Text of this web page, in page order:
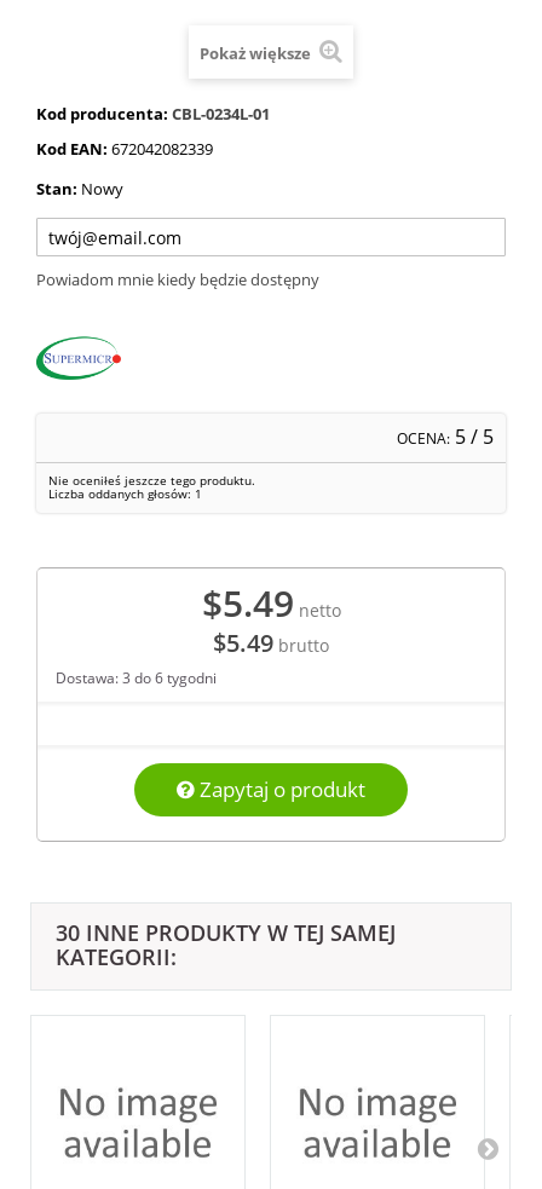
Pokaż większe
Kod producenta: CBL-0234L-01
Kod EAN: 672042082339
Stan: Nowy
Powiadom mnie kiedy będzie dostępny
OCENA: 5/ 5
Nie oceniłeś jeszcze tego produktu.
Liczba oddanych głosów: 1
$5.49 netto
$5.49 brutto
Dostawa: 3 do 6 tygodni
Zapytaj o produkt
30 INNE PRODUKTY W TEJ SAMEJ
KATEGORII: